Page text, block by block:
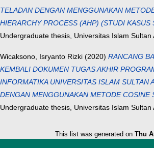
TELADAN DENGAN MENGGUNAKAN
HIERARCHY PROCESS (AHP) (STUDI KASUS
Undergraduate thesis, Universitas Islam Sultan
Wicaksono, Isryanto Rizki (2020) RANCANG
KEMBALI DOKUMEN TUGAS AKHIR
INFORMATIKA UNIVERSITAS ISLAM SULTAN
DENGAN MENGGUNAKAN METODE COSINE
Undergraduate thesis, Universitas Islam Sultan
This list was generated on Thu